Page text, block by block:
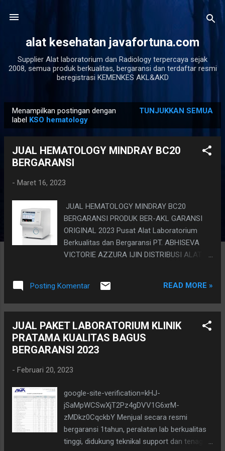
alat kesehatan javafortuna.com
Supplier Alat laboratorium dan Radiology terpercaya sejak
2008, semua produk berkualitas, bergaransi dan terdaftar resmi
beregistrasi KEMENKES AKL&AKD
o
Menampilkan postingan dengan
label KSO hematology
TUNJUKKAN SEMUA
JUAL HEMATOLOGY MINDRAY BC20
BERGARANSI
- Maret 16, 2023
JUAL HEMATOLOGY MINDRAY BC20
BERGARANSI PRODUK BER-AKL GARANSI
ORIGINAL 2023 Pusat Alat Laboratorium
Berkualitas dan Bergaransi PT. ABHISEVA
VICTORIE AZZURA IJIN DISTRIBUSI ALAT
Analyzer merupakan alat yang digunakan
untuk memeriksa darah lengkap dengan cara
otomatis berdasarkan impedansi aliran listrik
atau berkas cahaya terhadap sel-sel yang di
lewatkan. Pada kesempatan ini penulis telah
membandingkan dua alat Hematology
prinsip kerja alat dan mengambil hasil
pemeriksaan dengan parameter yang di lihat
adalah nilai dari WBC, RBC, dan PLT. Dimana
kedua alat Hematology Analyzer yang
berbeda ini digunakan pada satu instansi
Posting Komentar READ MORE »
JUAL PAKET LABORATORIUM KLINIK
PRATAMA KUALITAS BAGUS
BERGARANSI 2023
- Februari 20, 2023
google-site-verification=kHJ-
jSaMpWCSwXjT2Pz4gDVV1G6xrM-
zMDkz0CqckbY Menjual secara resmi
bergaransi 1tahun, peralatan lab berkualitas
tinggi, didukung teknikal support dan tenaga